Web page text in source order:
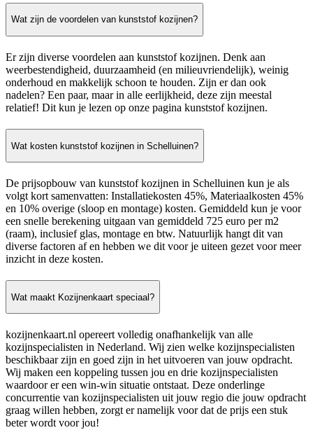
Wat zijn de voordelen van kunststof kozijnen?
Er zijn diverse voordelen aan kunststof kozijnen. Denk aan
weerbestendigheid, duurzaamheid (en milieuvriendelijk), weinig
onderhoud en makkelijk schoon te houden. Zijn er dan ook
nadelen? Een paar, maar in alle eerlijkheid, deze zijn meestal
relatief! Dit kun je lezen op onze pagina kunststof kozijnen.
Wat kosten kunststof kozijnen in Schelluinen?
De prijsopbouw van kunststof kozijnen in Schelluinen kun je als
volgt kort samenvatten: Installatiekosten 45%, Materiaalkosten 45%
en 10% overige (sloop en montage) kosten. Gemiddeld kun je voor
een snelle berekening uitgaan van gemiddeld 725 euro per m2
(raam), inclusief glas, montage en btw. Natuurlijk hangt dit van
diverse factoren af en hebben we dit voor je uiteen gezet voor meer
inzicht in deze kosten.
Wat maakt Kozijnenkaart speciaal?
kozijnenkaart.nl opereert volledig onafhankelijk van alle
kozijnspecialisten in Nederland. Wij zien welke kozijnspecialisten
beschikbaar zijn en goed zijn in het uitvoeren van jouw opdracht.
Wij maken een koppeling tussen jou en drie kozijnspecialisten
waardoor er een win-win situatie ontstaat. Deze onderlinge
concurrentie van kozijnspecialisten uit jouw regio die jouw opdracht
graag willen hebben, zorgt er namelijk voor dat de prijs een stuk
beter wordt voor jou!